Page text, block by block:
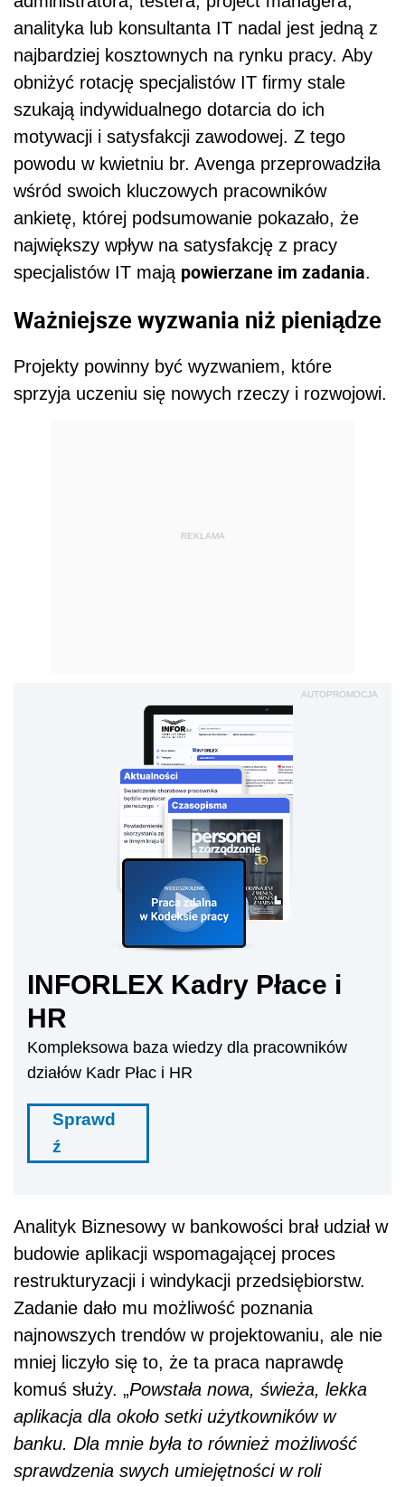
analityka lub konsultanta IT nadal jest jedną z
najbardziej kosztownych na rynku pracy. Aby
obniżyć rotację specjalistów IT firmy stale
szukają indywidualnego dotarcia do ich
motywacji i satysfakcji zawodowej. Z tego
powodu w kwietniu br. Avenga przeprowadziła
wśród swoich kluczowych pracowników
ankietę, której podsumowanie pokazało, że
największy wpływ na satysfakcję z pracy
specjalistów IT mają powierzane im zadania.
Ważniejsze wyzwania niż pieniądze
Projekty powinny być wyzwaniem, które
sprzyja uczeniu się nowych rzeczy i rozwojowi.
REKLAMA
AUTOPROMOCJA
INFORLEX Kadry Płace i
HR
Kompleksowa baza wiedzy dla pracowników
działów Kadr Płac i HR
Sprawd
ź
Analityk Biznesowy w bankowości brał udział w
budowie aplikacji wspomagającej proces
restrukturyzacji i windykacji przedsiębiorstw.
Zadanie dało mu możliwość poznania
najnowszych trendów w projektowaniu, ale nie
mniej liczyło się to, że ta praca naprawdę
komuś służy. „Powstała nowa, świeża, lekka
aplikacja dla około setki użytkowników w
banku. Dla mnie była to również możliwość
sprawdzenia swych umiejętności w roli